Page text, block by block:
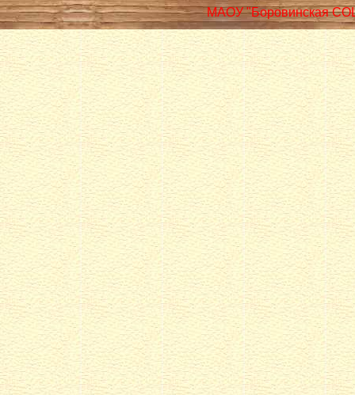
МАОУ "Боровинская